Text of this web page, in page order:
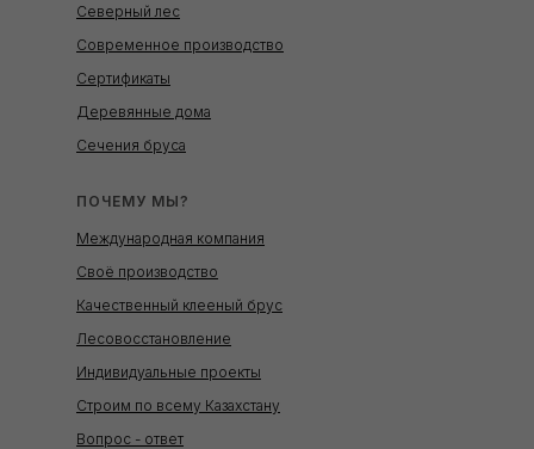
Северный лес
Современное производство
Сертификаты
Деревянные дома
Сечения бруса
ПОЧЕМУ МЫ?
Международная компания
Своё производство
Качественный клееный брус
Лесовосстановление
Индивидуальные проекты
Строим по всему Казахстану
Вопрос - ответ